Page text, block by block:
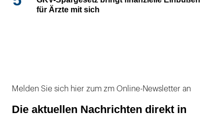
für Ärzte mit sich
Melden Sie sich hier zum zm Online-Newsletter an
Die aktuellen Nachrichten direkt in